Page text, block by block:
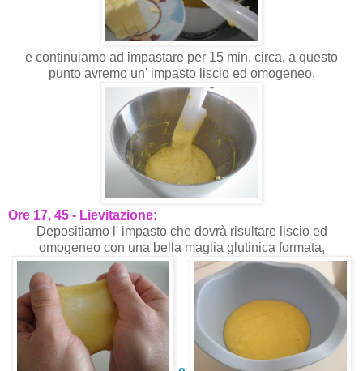
e continuiamo ad impastare per 15 min. circa, a questo
punto avremo un' impasto liscio ed omogeneo.
Ore 17, 45 - Lievitazione:
Depositiamo l' impasto che dovrà risultare liscio ed
omogeneo con una bella maglia glutinica formata,